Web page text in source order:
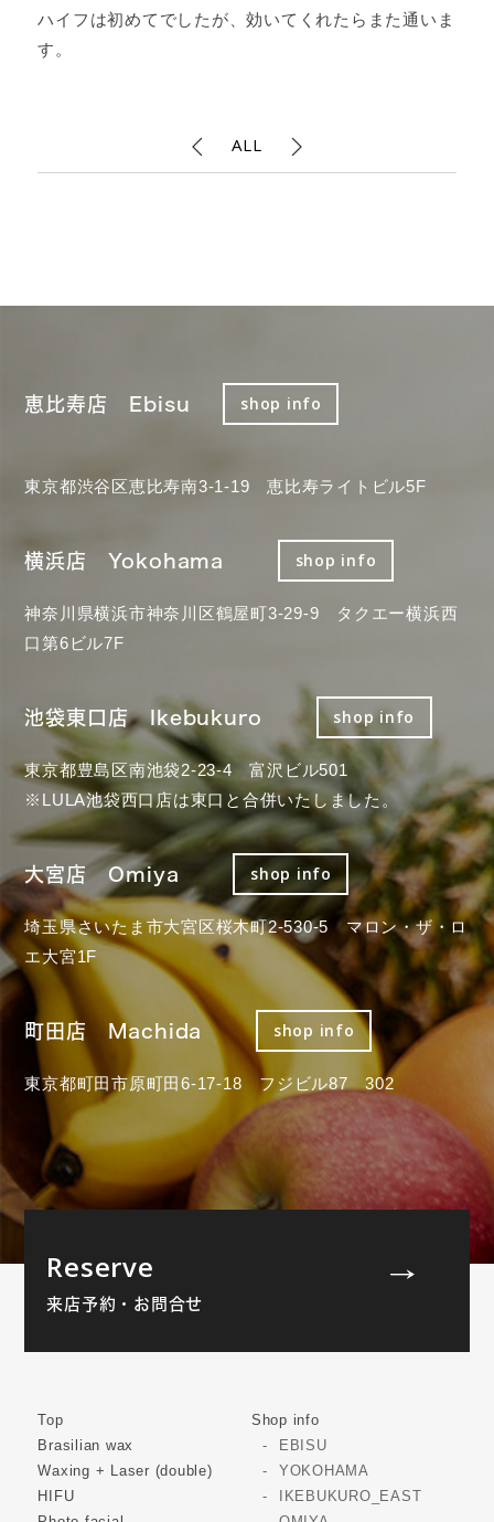
ハイフは初めてでしたが、効いてくれたらまた通いま
す。
ALL
恵比寿店 Ebisu shop info
東京都渋谷区恵比寿南3-1-19 恵比寿ライトビル5F
横浜店 Yokohama shop info
神奈川県横浜市神奈川区鶴屋町3-29-9 タクエー横浜西
口第6ビル7F
池袋東口店 Ikebukuro shop info
東京都豊島区南池袋2-23-4 富沢ビル501
※LULA池袋西口店は東口と合併いたしました。
大宮店 Omiya shop info
埼玉県さいたま市大宮区桜木町2-530-5 マロン・ザ・ロ
エ大宮1F
町田店 Machida shop info
東京都町田市原町田6-17-18 フジビル87 302
Reserve
来店予約・お問合せ
Top
Brasilian wax
Waxing + Laser (double)
HIFU
Shop info
EBISU
YOKOHAMA
IKEBUKURO_EAST